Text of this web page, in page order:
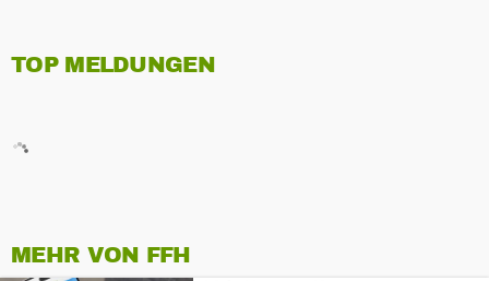
TOP MELDUNGEN
MEHR VON FFH